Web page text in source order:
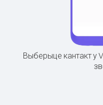
Выберыце кантакт у